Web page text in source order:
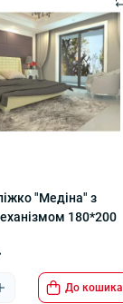
"Медіна" з
180*200
До кошика